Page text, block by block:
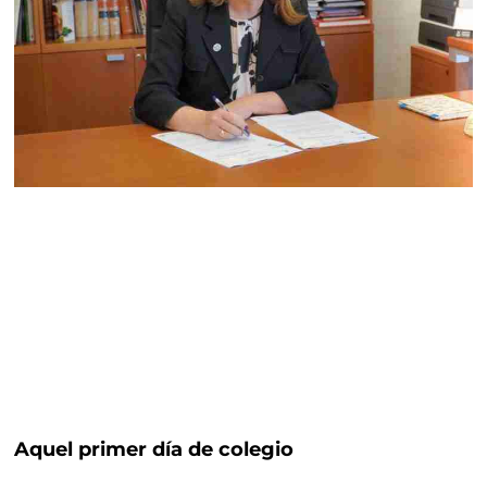
Aquel primer día de colegio